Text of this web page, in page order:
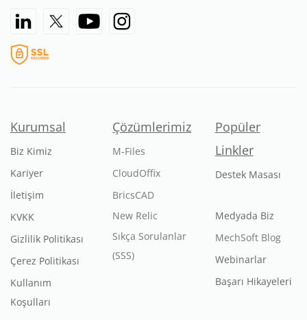
Kurumsal
Biz Kimiz
Kariyer
İletişim
KVKK
Gizlilik Politikası
Çerez Politikası
Kullanım
Koşulları
Çözümlerimiz
M-Files
CloudOffix
BricsCAD
New Relic
Sıkça Sorulanlar
(SSS)
Popüler
Linkler
Destek Masası
Medyada Biz
MechSoft Blog
Webinarlar
Başarı Hikayeleri